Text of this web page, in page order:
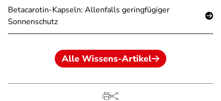
Betacarotin-Kapseln: Allenfalls geringfügiger
Sonnenschutz
Alle Wissens-Artikel